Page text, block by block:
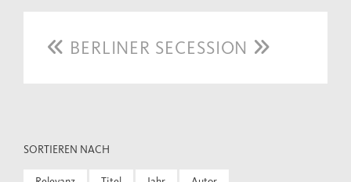
BERLINER SECESSION
SORTIEREN NACH